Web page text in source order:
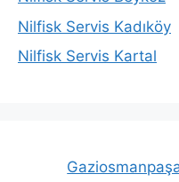
Nilfisk Servis Kadıköy
Nilfisk Servis Kartal